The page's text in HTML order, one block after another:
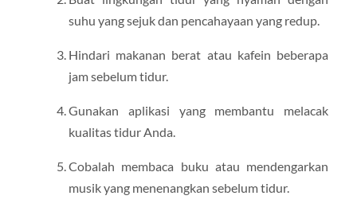
suhu yang sejuk dan pencahayaan yang redup.
Hindari makanan berat atau kafein beberapa
jam sebelum tidur.
Gunakan aplikasi yang membantu melacak
kualitas tidur Anda.
Cobalah membaca buku atau mendengarkan
musik yang menenangkan sebelum tidur.